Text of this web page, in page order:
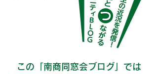
この「南商同窓会ブログ」では